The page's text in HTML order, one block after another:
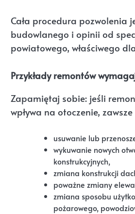
Cała procedura pozwolenia
budowlanego i opinii od
powiatowego, właściwego
Przykłady remontów
Zapamiętaj sobie: jeśli
wpływa na otoczenie,
usuwanie lub
wykuwanie nowych
konstrukcyjnych,
zmiana konstrukcji
poważne zmiany
zmiana sposobu
pożarowego,